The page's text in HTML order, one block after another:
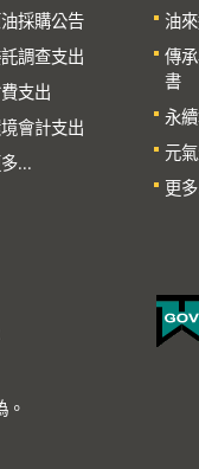
採購公告
調查支出
支出
會計支出
...
油
傳
書
永
元
更